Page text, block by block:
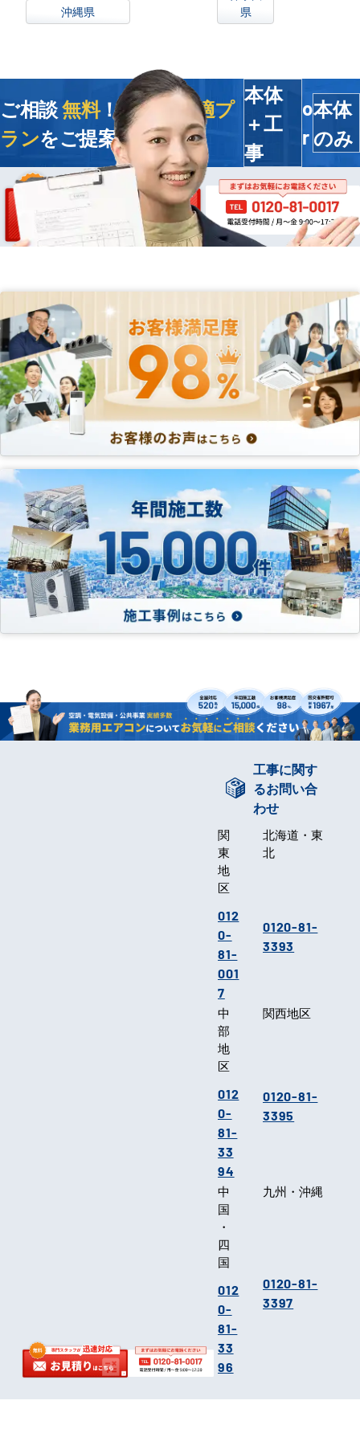
県
沖縄県
ご相談無料！今すぐ
最適プ
ランをご提案します
本体
＋工
事
o
r
本体
のみ
工事に関す
るお問い合
わせ
関
東
地
区
012
0-
81-
001
7
北海道・東
北
0120-81-
3393
中
部
地
区
012
0-
81-
33
94
関西地区
0120-81-
3395
中
国
・
四
国
012
0-
81-
33
96
九州・沖縄
0120-81-
3397